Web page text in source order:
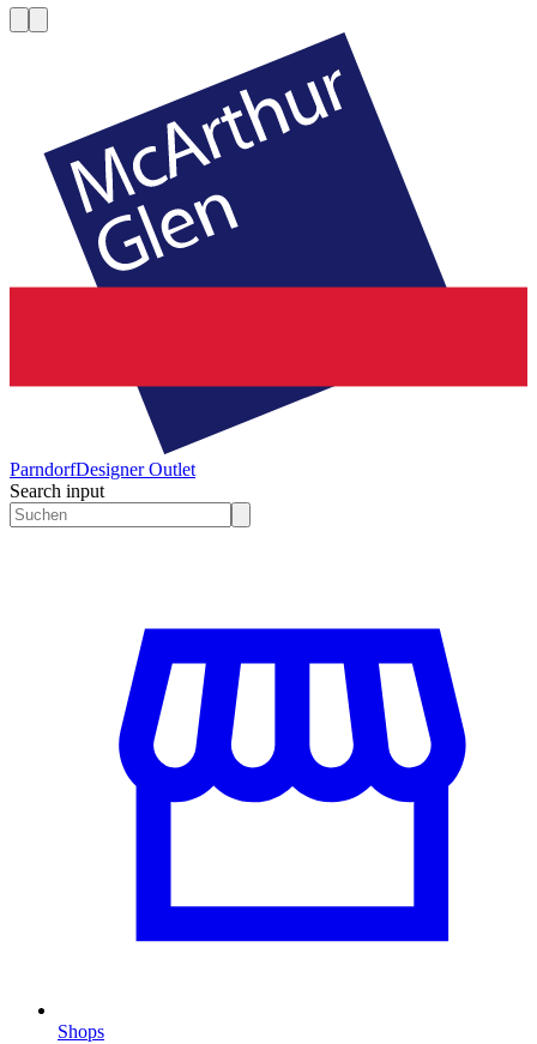
ParndorfDesigner Outlet
Search input
Shops